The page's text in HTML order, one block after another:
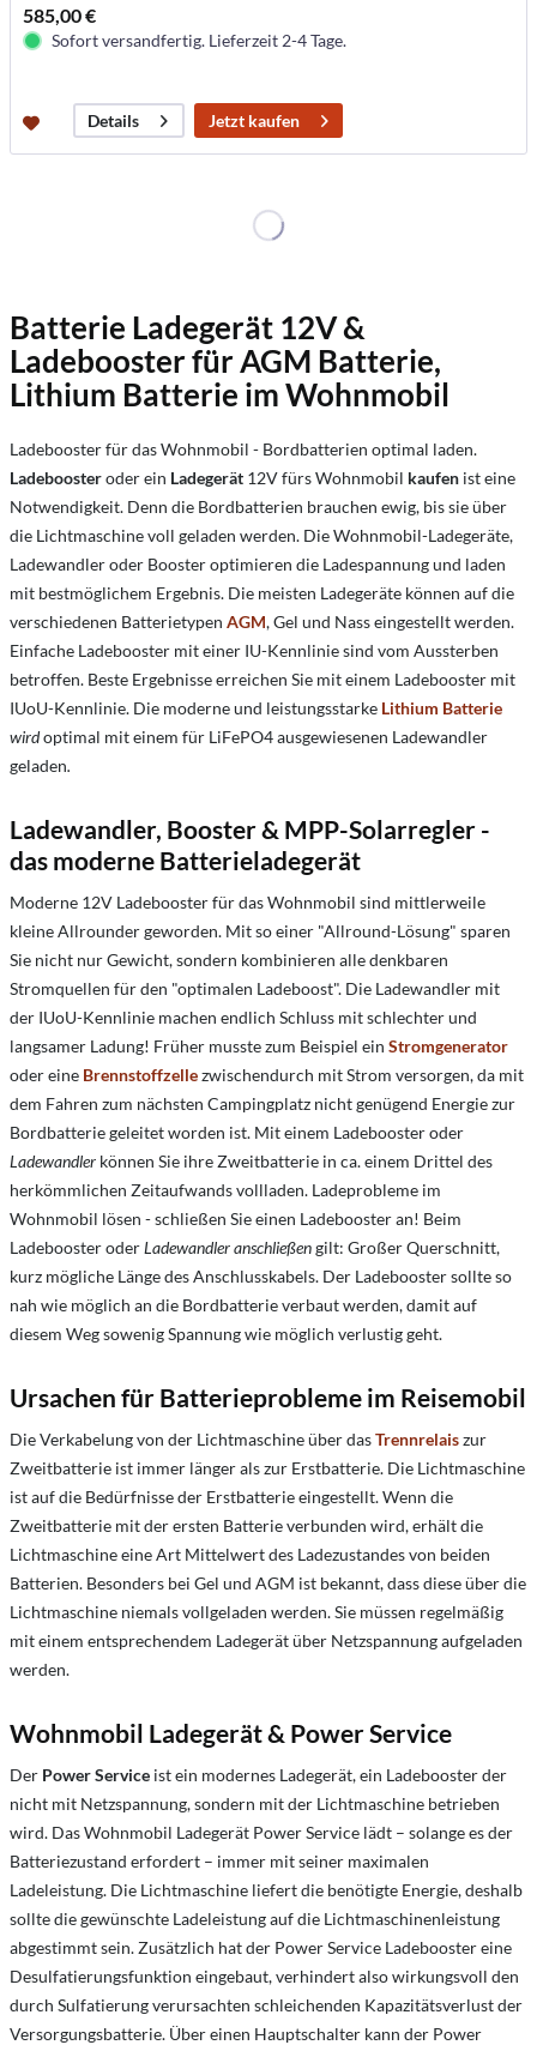
585,00 €
Sofort versandfertig. Lieferzeit 2-4 Tage.
Details Jetzt kaufen
Batterie Ladegerät 12V &
Ladebooster für AGM Batterie,
Lithium Batterie im Wohnmobil
Ladebooster für das Wohnmobil - Bordbatterien optimal laden.
Ladeboosteroder ein Ladegerät 12V fürs Wohnmobil kaufen ist eine
Notwendigkeit. Denn die Bordbatterien brauchen ewig, bis sie über
die Lichtmaschine voll geladen werden. Die Wohnmobil-Ladegeräte,
Ladewandler oder Booster optimieren die Ladespannung und laden
mit bestmöglichem Ergebnis. Die meisten Ladegeräte können auf die
verschiedenen Batterietypen AGM, Gel und Nass eingestellt werden.
Einfache Ladebooster mit einer IU-Kennlinie sind vom Aussterben
betroffen. Beste Ergebnisse erreichen Sie mit einem Ladebooster mit
IUoU-Kennlinie. Die moderne und leistungsstarke Lithium Batterie
wirdoptimal mit einem für LiFePO4 ausgewiesenen Ladewandler
geladen.
Ladewandler, Booster & MPP-Solarregler -
das moderne Batterieladegerät
Moderne 12V Ladebooster für das Wohnmobil sind mittlerweile
kleine Allrounder geworden. Mit so einer "Allround-Lösung" sparen
Sie nicht nur Gewicht, sondern kombinieren alle denkbaren
Stromquellen für den "optimalen Ladeboost". Die Ladewandler mit
der IUoU-Kennlinie machen endlich Schluss mit schlechter und
langsamer Ladung! Früher musste zum Beispiel ein Stromgenerator
oder eine Brennstoffzellezwischendurch mit Strom versorgen, da mit
dem Fahren zum nächsten Campingplatz nicht genügend Energie zur
Bordbatterie geleitet worden ist. Mit einem Ladebooster oder
Ladewandler können Sie ihre Zweitbatterie in ca. einem Drittel des
herkömmlichen Zeitaufwands vollladen. Ladeprobleme im
Wohnmobil lösen - schließen Sie einen Ladebooster an! Beim
Ladebooster oderLadewandler anschließengilt: Großer Querschnitt,
kurz mögliche Länge des Anschlusskabels. Der Ladebooster sollte so
nah wie möglich an die Bordbatterie verbaut werden, damit auf
diesem Weg sowenig Spannung wie möglich verlustig geht.
Ursachen für Batterieprobleme im Reisemobil
Die Verkabelung von der Lichtmaschine über dasTrennrelaiszur
Zweitbatterie ist immer länger als zur Erstbatterie. Die Lichtmaschine
ist auf die Bedürfnisse der Erstbatterie eingestellt. Wenn die
Zweitbatterie mit der ersten Batterie verbunden wird, erhält die
Lichtmaschine eine Art Mittelwert des Ladezustandes von beiden
Batterien. Besonders bei Gel und AGM ist bekannt, dass diese über die
Lichtmaschine niemals vollgeladen werden. Sie müssen regelmäßig
mit einem entsprechendem Ladegerät über Netzspannung aufgeladen
werden.
Wohnmobil Ladegerät & Power Service
Der Power Service ist ein modernes Ladegerät, ein Ladebooster der
nicht mit Netzspannung, sondern mit der Lichtmaschine betrieben
wird. Das Wohnmobil Ladegerät Power Service lädt – solange es der
Batteriezustand erfordert – immer mit seiner maximalen
Ladeleistung. Die Lichtmaschine liefert die benötigte Energie, deshalb
sollte die gewünschte Ladeleistung auf die Lichtmaschinenleistung
abgestimmt sein. Zusätzlich hat der Power Service Ladebooster eine
Desulfatierungsfunktion eingebaut, verhindert also wirkungsvoll den
durch Sulfatierung verursachten schleichenden Kapazitätsverlust der
Versorgungsbatterie. Über einen Hauptschalter kann der Power